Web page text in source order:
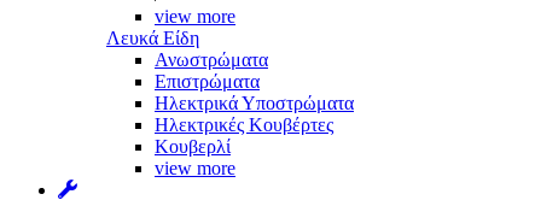
view more
Λευκά Είδη
Ανωστρώματα
Επιστρώματα
Ηλεκτρικά Υποστρώματα
Ηλεκτρικές Κουβέρτες
Κουβερλί
view more